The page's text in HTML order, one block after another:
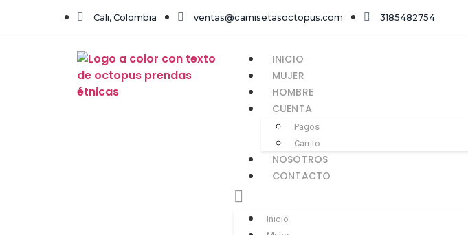
Cali, Colombia ventas@camisetasoctopus.com 3185482754
INICIO
MUJER
HOMBRE
CUENTA
Pagos
Carrito
NOSOTROS
CONTACTO
Inicio